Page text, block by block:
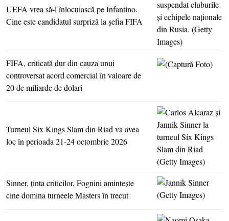
UEFA vrea să-l înlocuiască pe Infantino.
Cine este candidatul surpriză la şefia FIFA
FIFA, criticată dur din cauza unui
controversat acord comercial în valoare de
20 de miliarde de dolari
Turneul Six Kings Slam din Riad va avea
loc în perioada 21-24 octombrie 2026
Sinner, ţinta criticilor. Fognini aminteşte
cine domina turneele Masters în trecut